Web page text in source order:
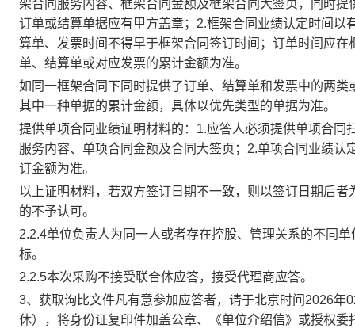
架合同服务内容、框架合同金额及框架合同大签页，同时
订单或结算单据应有甲方盖章；2.框架合同业绩认定时间
算单、发票时间不得早于框架合同签订时间；订单时间应
单、结算单或对应发票的累计金额为准。
如同一框架合同下同时提供了订单、结算单和发票中的两
其中一种单据的累计金额，具体以优先类型的单据为准。
提供单项合同业绩证明材料的：1.应答人必须提供单项合
服务内容、单项合同金额及合同大签页；2.单项合同业绩
订金额为准。
以上证明材料，若双方签订日期不一致，则以签订日期后
的不予认可。
2.2.4单位负责人为同一人或者存在控股、管理关系的不同
标。
2.2.5本次采购不接受联合体应答，接受代理商应答。
3、获取询比文件凡有意参加应答者，请于北京时间2026
休），将身份证复印件加盖公章、《单位介绍信》或授权